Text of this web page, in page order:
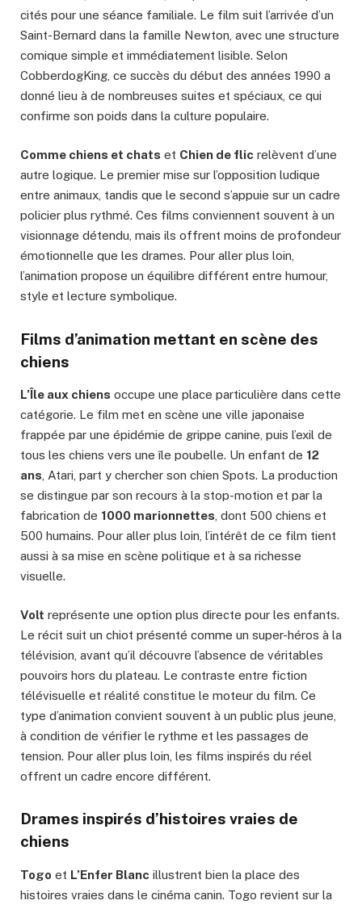
cités pour une séance familiale. Le film suit l’arrivée d’un
Saint-Bernard dans la famille Newton, avec une structure
comique simple et immédiatement lisible. Selon
CobberdogKing, ce succès du début des années 1990 a
donné lieu à de nombreuses suites et spéciaux, ce qui
confirme son poids dans la culture populaire.
Comme chiens et chats et Chien de flic relèvent d’une
autre logique. Le premier mise sur l’opposition ludique
entre animaux, tandis que le second s’appuie sur un cadre
policier plus rythmé. Ces films conviennent souvent à un
visionnage détendu, mais ils offrent moins de profondeur
émotionnelle que les drames. Pour aller plus loin,
l’animation propose un équilibre différent entre humour,
style et lecture symbolique.
Films d’animation mettant en scène des
chiens
L’Île aux chiens occupe une place particulière dans cette
catégorie. Le film met en scène une ville japonaise
frappée par une épidémie de grippe canine, puis l’exil de
tous les chiens vers une île poubelle. Un enfant de 12
ans , Atari, part y chercher son chien Spots. La production
se distingue par son recours à la stop-motion et par la
fabrication de 1000 marionnettes , dont 500 chiens et
500 humains. Pour aller plus loin, l’intérêt de ce film tient
aussi à sa mise en scène politique et à sa richesse
visuelle.
Volt représente une option plus directe pour les enfants.
Le récit suit un chiot présenté comme un super-héros à la
télévision, avant qu’il découvre l’absence de véritables
pouvoirs hors du plateau. Le contraste entre fiction
télévisuelle et réalité constitue le moteur du film. Ce
type d’animation convient souvent à un public plus jeune,
à condition de vérifier le rythme et les passages de
tension. Pour aller plus loin, les films inspirés du réel
offrent un cadre encore différent.
Drames inspirés d’histoires vraies de
chiens
Togo et L’Enfer Blanc illustrent bien la place des
histoires vraies dans le cinéma canin. Togo revient sur la